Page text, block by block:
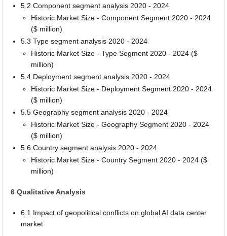
5.2 Component segment analysis 2020 - 2024
Historic Market Size - Component Segment 2020 - 2024
($ million)
5.3 Type segment analysis 2020 - 2024
Historic Market Size - Type Segment 2020 - 2024 ($
million)
5.4 Deployment segment analysis 2020 - 2024
Historic Market Size - Deployment Segment 2020 - 2024
($ million)
5.5 Geography segment analysis 2020 - 2024
Historic Market Size - Geography Segment 2020 - 2024
($ million)
5.6 Country segment analysis 2020 - 2024
Historic Market Size - Country Segment 2020 - 2024 ($
million)
6 Qualitative Analysis
6.1 Impact of geopolitical conflicts on global AI data center
market